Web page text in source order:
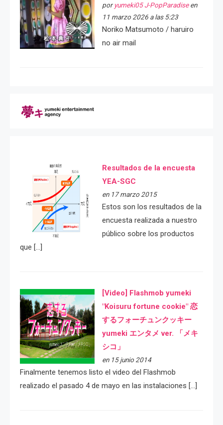
por yumeki05 J-PopParadiseen
11 marzo 2026 a las 5:23
Noriko Matsumoto / haruiro
no air mail
Resultados de la encuesta
YEA-SGC
en 17 marzo 2015
Estos son los resultados de la
encuesta realizada a nuestro
público sobre los productos
que […]
[Video] Flashmob yumeki
"Koisuru fortune cookie" 恋
するフォーチュンクッキー
yumeki エンタメ ver. 「メキ
シコ」
en 15 junio 2014
Finalmente tenemos listo el video del Flashmob
realizado el pasado 4 de mayo en las instalaciones […]